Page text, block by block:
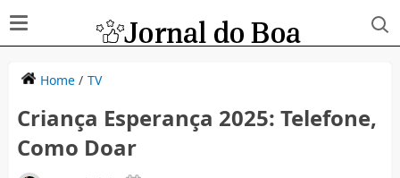
Home/ TV
Criança Esperança 2025: Telefone,
Como Doar